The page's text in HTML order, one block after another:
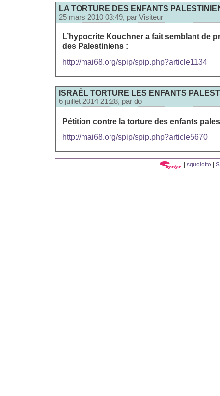
LA TORTURE DES ENFANTS
25 mars 2010 03:49, par Visiteur
L’hypocrite Kouchner a fait semblant de
des Palestiniens :
http://mai68.org/spip/spip.php?article1134
ISRAËL TORTURE LES ENFANTS
6 juillet 2014 21:28, par do
Pétition contre la torture des enfants
http://mai68.org/spip/spip.php?article5670
| squelette |